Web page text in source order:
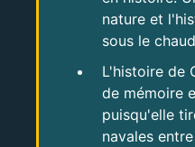
nature et
sous le
L'histoire de
de mémoire
puisqu'elle
navales